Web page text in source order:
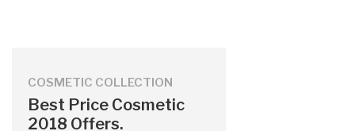
COSMETIC COLLECTION
Best Price Cosmetic
2018 Offers.